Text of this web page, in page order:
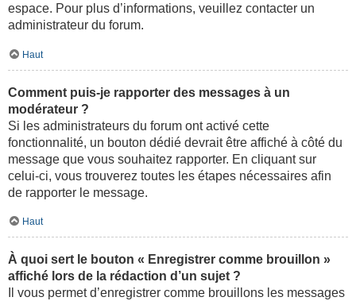
espace. Pour plus d’informations, veuillez contacter un
administrateur du forum.
Haut
Comment puis-je rapporter des messages à un
modérateur ?
Si les administrateurs du forum ont activé cette
fonctionnalité, un bouton dédié devrait être affiché à côté du
message que vous souhaitez rapporter. En cliquant sur
celui-ci, vous trouverez toutes les étapes nécessaires afin
de rapporter le message.
Haut
À quoi sert le bouton « Enregistrer comme brouillon »
affiché lors de la rédaction d’un sujet ?
Il vous permet d’enregistrer comme brouillons les messages